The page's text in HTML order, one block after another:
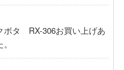
ボタ RX-306お買い上げあ